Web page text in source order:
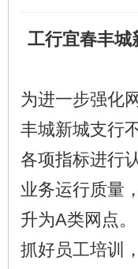
工行宜春丰城
为进一步强化
丰城新城支行
各项指标进行
业务运行质量
升为A类网点。
抓好员工培训